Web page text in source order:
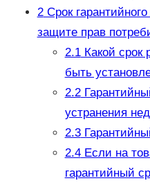
2Срок
защите прав
2.1Какой срок
быть
2.2
устранения
2.3
2.4Если на
гарантийный